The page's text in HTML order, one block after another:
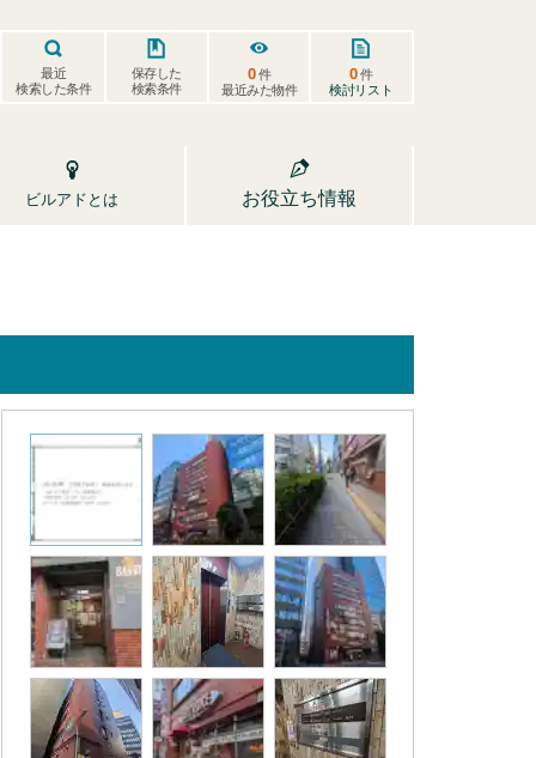
最近
検索した条件
保存した
検索条件
0件
最近みた物件
0件
検討リスト
ビルアドとは お役立ち情報